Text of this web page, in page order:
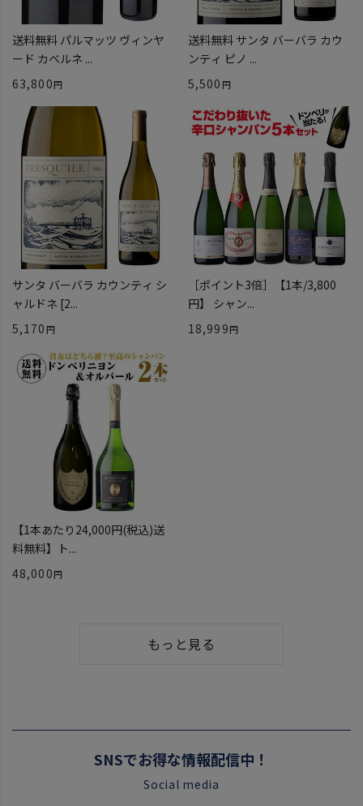
送料無料 パルマッツ ヴィンヤ
ード カベルネ ...
63,800
送料無料 サンタ バーバラ カウ
ンティ ピノ ...
5,500
サンタ バーバラ カウンティ シ
ャルドネ [2...
5,170
［ポイント3倍］【1本/3,800
円】 シャン...
18,999
【1本あたり24,000円(税込)送
料無料】ト...
48,000
もっと見る
SNSでお得な情報配信中！
Social media